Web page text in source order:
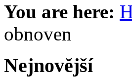
You are here:
obnoven
Nejnovější